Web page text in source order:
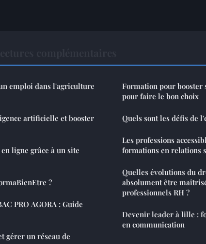
emploi dans l'agriculture
artificielle et booster
ligne grâce à un site
?
PRO AGORA : Guide
gérer un réseau de
Formation pour booster
pour faire le bon choix
Quels sont les défis de
Les professions
formations en relations
Quelles évolutions du
absolument être
professionnels RH ?
Devenir leader à lille :
en communication